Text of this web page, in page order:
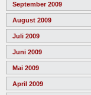
September 2009
August 2009
Juli 2009
Juni 2009
Mai 2009
April 2009